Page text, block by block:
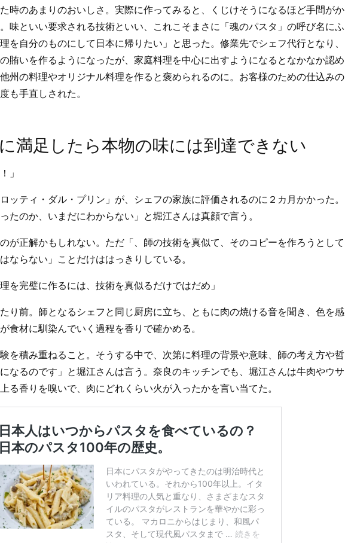
時のあまりのおいしさ。実際に作ってみると、くじけそうになるほど手間がか
味といい要求される技術といい、これこそまさに「魂のパスタ」の呼び名にふ
を自分のものにして日本に帰りたい」と思った。修業先でシェフ代行となり、
賄いを作るようになったが、家庭料理を中心に出すようになるとなかなか認め
州の料理やオリジナル料理を作ると褒められるのに。お客様のための仕込みの
も手直しされた。
満足したら本物の味には到達できない
」
ッティ・ダル・プリン」が、シェフの家族に評価されるのに２カ月かかった。
たのか、いまだにわからない」と堀江さんは真顔で言う。
が正解かもしれない。ただ「、師の技術を真似て、そのコピーを作ろうとして
ならない」ことだけははっきりしている。
を完璧に作るには、技術を真似るだけではだめ」
り前。師となるシェフと同じ厨房に立ち、ともに肉の焼ける音を聞き、色を感
食材に馴染んでいく過程を香りで確かめる。
験を積み重ねること。そうする中で、次第に料理の背景や意味、師の考え方や哲
なるのです」と堀江さんは言う。奈良のキッチンでも、堀江さんは牛肉やウサ
る香りを嗅いで、肉にどれくらい火が入ったかを言い当てた。